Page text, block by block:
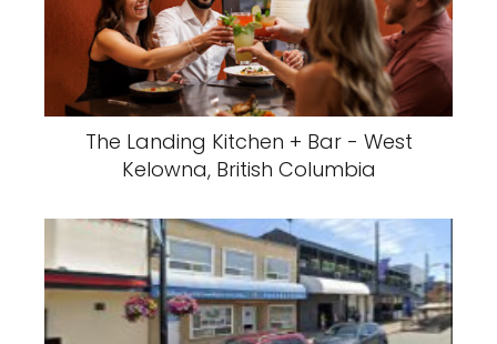
The Landing Kitchen + Bar - West
Kelowna, British Columbia